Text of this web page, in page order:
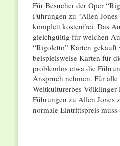
Für Besucher der Oper
Führungen zu “Allen
komplett kostenfrei. Das
gleichgültig für welchen
“Rigoletto” Karten gekauft
beispielsweise Karten für
problemlos etwa die
Anspruch nehmen. Für alle
Weltkulturerbes Völklinger
Führungen zu Allen Jones
normale Eintrittspreis muss